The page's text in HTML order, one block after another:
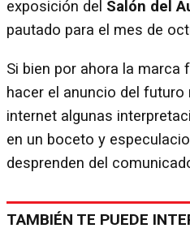
exposición del Salón del
pautado para el mes de
Si bien por ahora la marca
hacer el anuncio del
internet algunas
en un boceto y
desprenden del
TAMBIÉN TE PUEDE